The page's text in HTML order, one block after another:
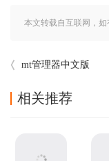
本文转载自互联网，
mt管理器中文版
相关推荐